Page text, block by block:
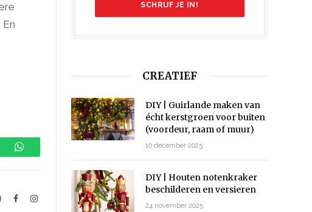
WhatsApp
WebsiteFacebookInstagram
CREATIEF
DIY | Guirlande maken van
écht kerstgroen voor buiten
(voordeur, raam of muur)
10 december 2025
DIY | Houten notenkraker
beschilderen en versieren
24 november 2025